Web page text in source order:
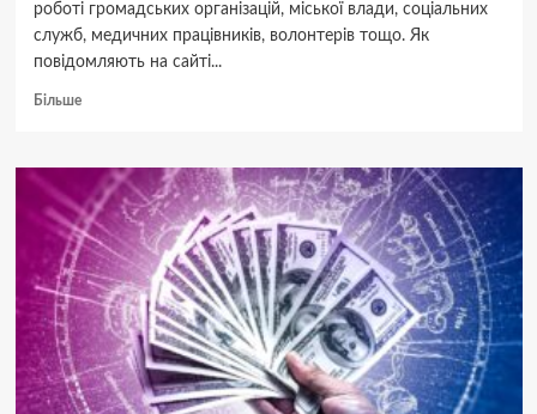
роботі громадських організацій, міської влади, соціальних
служб, медичних працівників, волонтерів тощо. Як
повідомляють на сайті...
БільшеДокладніше
громада
отримала
відзнаку
«Сила
вдячності»
від
Координаційного
центру
психічного
здоров’я
Кабміну